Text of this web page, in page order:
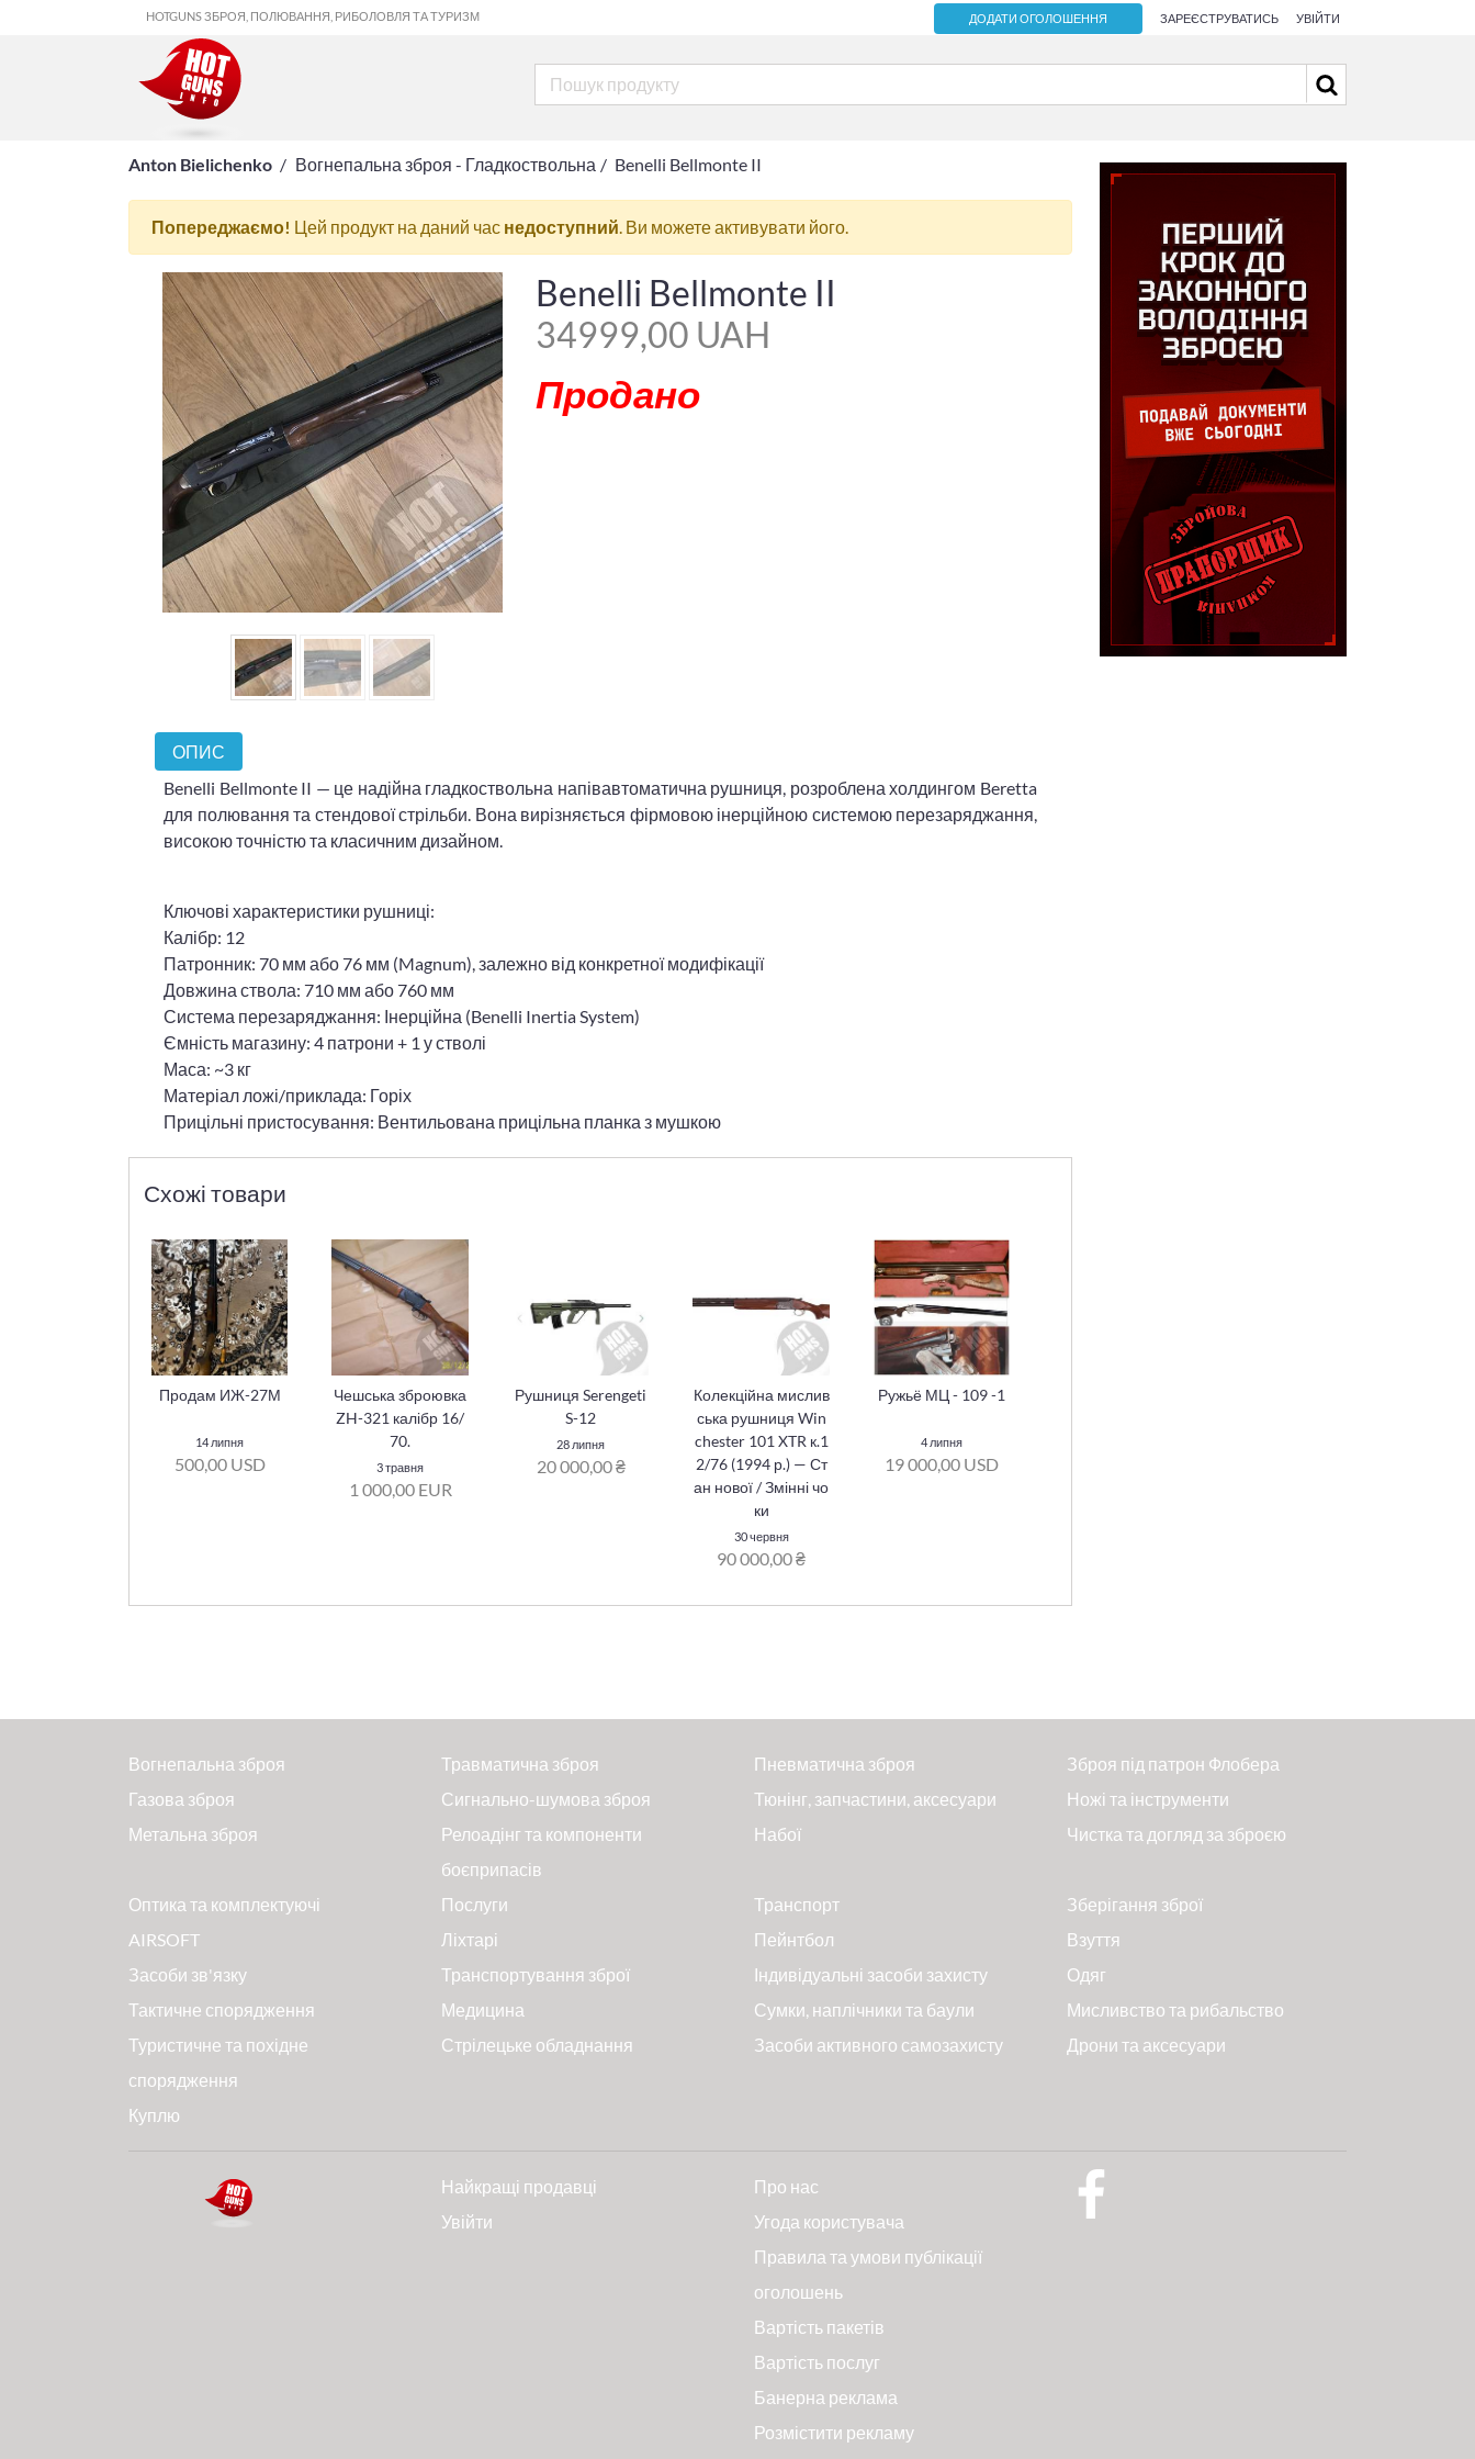
HOTGUNS ЗБРОЯ, ПОЛЮВАННЯ, РИБОЛОВЛЯ ТА ТУРИЗМ ДОДАТИ ОГОЛОШЕННЯ ЗАРЕЄСТРУВАТИСЬ УВІЙТИ
Anton Bielichenko Вогнепальна зброя - Гладкоствольна Benelli Bellmonte II
Попереджаємо! Цей продукт на даний час недоступний. Ви можете активувати його.
Benelli Bellmonte II
34999,00 UAH
Продано
ОПИС
Benelli Bellmonte II — це надійна гладкоствольна напівавтоматична рушниця, розроблена холдингом Beretta
для полювання та стендової стрільби. Вона вирізняється фірмовою інерційною системою перезаряджання,
високою точністю та класичним дизайном.
Ключові характеристики рушниці:
Калібр: 12
Патронник: 70 мм або 76 мм (Magnum), залежно від конкретної модифікації
Довжина ствола: 710 мм або 760 мм
Система перезаряджання: Інерційна (Benelli Inertia System)
Ємність магазину: 4 патрони + 1 у стволі
Маса: ~3 кг
Матеріал ложі/приклада: Горіх
Прицільні пристосування: Вентильована прицільна планка з мушкою
Схожі товари
Продам ИЖ-27М
14 липня
500,00 USD
Чешська зброювка
ZH-321 калібр 16/
70.
3 травня
1 000,00 EUR
Рушниця Serengeti
S-12
28 липня
20 000,00 ₴
Колекційна мислив
ська рушниця Win
chester 101 XTR к.1
2/76 (1994 р.) — Ст
ан нової / Змінні чо
ки
30 червня
90 000,00 ₴
Ружьё МЦ - 109 -1
4 липня
19 000,00 USD
Вогнепальна зброя Травматична зброя Пневматична зброя
Зброя під патрон Флобера
Газова зброя
Сигнально-шумова зброя Тюнінг, запчастини, аксесуари
Ножі та інструменти
Метальна зброя
Релоадінг та компоненти
боєприпасів
Набої Чистка та догляд за зброєю
Оптика та комплектуючі Послуги Транспорт
Зберігання зброї
AIRSOFT
Ліхтарі Пейнтбол
Взуття
Засоби зв'язку
Транспортування зброї Індивідуальні засоби захисту
Одяг
Тактичне спорядження
Медицина Сумки, наплічники та баули
Мисливство та рибальство
Туристичне та похідне
спорядження
Стрілецьке обладнання Засоби активного самозахисту Дрони та аксесуари
Куплю
Найкращі продавці
Увійти
Про нас
Угода користувача
Правила та умови публікації
оголошень
Вартість пакетів
Вартість послуг
Банерна реклама
Розмістити рекламу